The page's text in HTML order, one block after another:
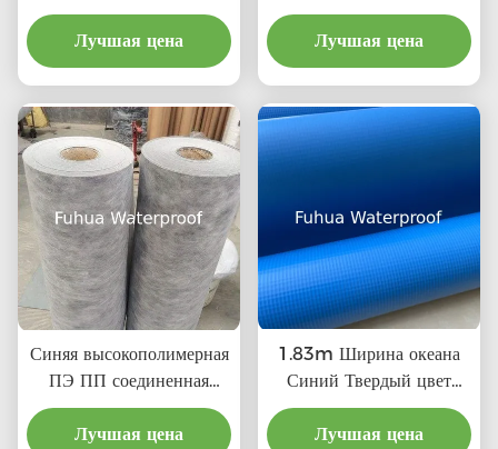
бассейн фитинга замена
для бассейнов Emaux
бассейн аксессуары и
Лучшая цена
облицовки пруд материал
линейки для B2B
покупок
Лучшая цена
Синяя высокополимерная
ПЭ ПП соединенная
водонепроницаемая
мембрана для крыши
Лучшая цена
1.83m Ширина океана
Синий Твердый цвет
Плавательный бассейн
Фойл ПВХ Виниловый
Лучшая цена